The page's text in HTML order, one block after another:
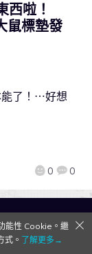
西啦！
鼠標墊發
0 0
能了！⋯好想
能性 Cookie。繼
式。 了解更多→